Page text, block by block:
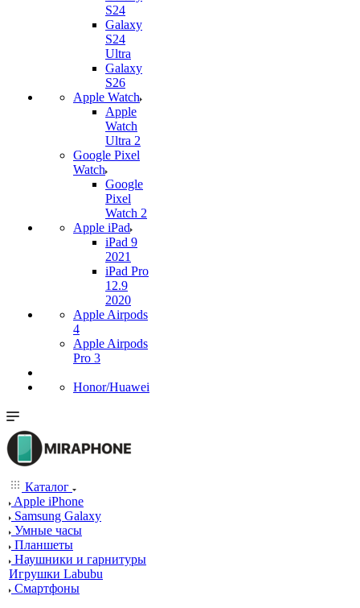
S24
Galaxy
S24
Ultra
Galaxy
S26
Apple Watch
Apple
Watch
Ultra 2
Google Pixel
Watch
Google
Pixel
Watch 2
Apple iPad
iPad 9
2021
iPad Pro
12.9
2020
Apple Airpods
4
Apple Airpods
Pro 3
Honor/Huawei
Каталог
Apple iPhone
Samsung Galaxy
Умные часы
Планшеты
Наушники и гарнитуры
Игрушки Labubu
Смартфоны